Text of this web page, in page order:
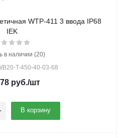
WTP-411 3 ввода IP68
IEK
в наличии (20)
T-450-40-03-68
руб./шт
В корзину